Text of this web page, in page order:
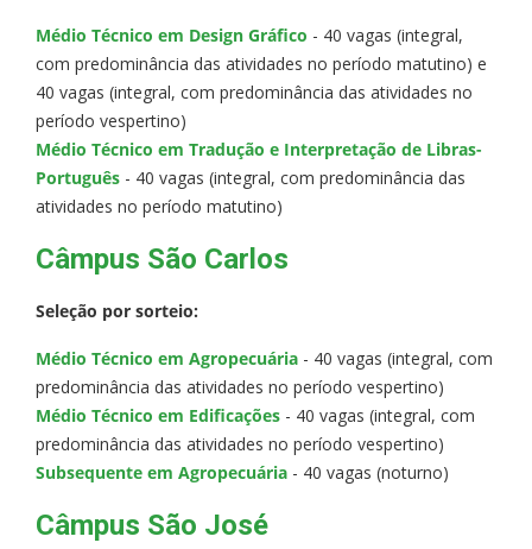
Médio Técnico em Design Gráfico - 40 vagas (integral,
com predominância das atividades no período matutino) e
40 vagas (integral, com predominância das atividades no
período vespertino)
Médio Técnico em Tradução e Interpretação de Libras-
Português - 40 vagas (integral, com predominância das
atividades no período matutino)
Câmpus São Carlos
Seleção por sorteio:
Médio Técnico em Agropecuária - 40 vagas (integral, com
predominância das atividades no período vespertino)
Médio Técnico em Edificações - 40 vagas (integral, com
predominância das atividades no período vespertino)
Subsequente em Agropecuária - 40 vagas (noturno)
Câmpus São José